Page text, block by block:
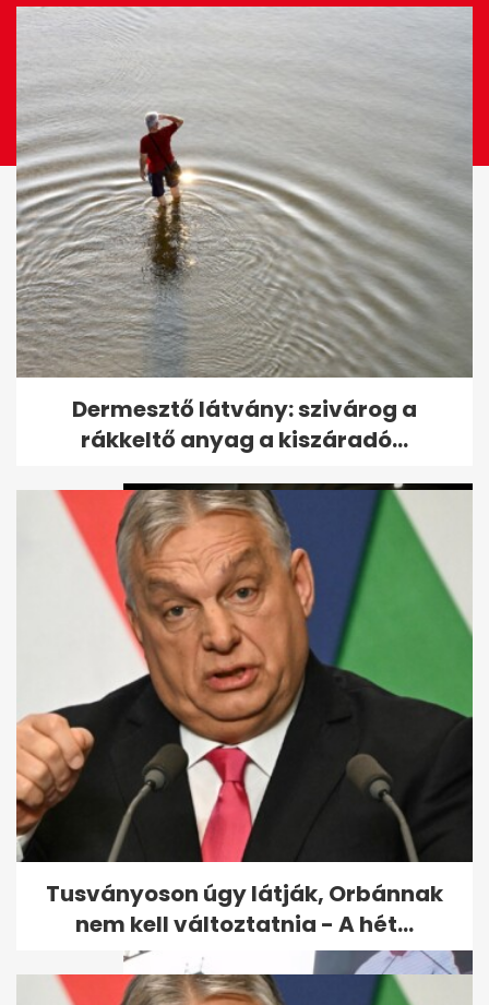
"Szereted a délutáni alvást?" -
Orbán gyerekek kérdéseire...
Orbán a gazdákkal
kampányol: "Én volnék
Magyarország első...
Dermesztő látvány: szivárog a
rákkeltő anyag a kiszáradó...
Tusványoson úgy látják, Orbánnak
nem kell változtatnia - A hét...